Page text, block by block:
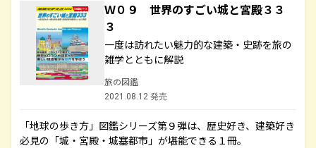
Ｗ０９ 世界のすごい城と宮殿３３
３
一度は訪れたい魅力的な建築・史跡を旅の
雑学とともに解説
旅の図鑑
2021.08.12 発売
「地球の歩き方」図鑑シリーズ第９弾は、歴史好き、建築好き
必見の「城・宮殿・城塞都市」が堪能できる１冊。